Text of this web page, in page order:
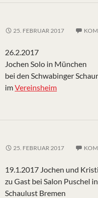
25. FEBRUAR 2017
26.2.2017
Jochen Solo in München
bei den Schwabinger
imVereinsheim
25. FEBRUAR 2017
19.1.2017 Jochen und
zu Gast bei Salon Puschel
Schaulust Bremen